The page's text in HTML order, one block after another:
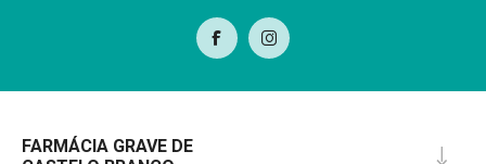
FARMÁCIA GRAVE DE